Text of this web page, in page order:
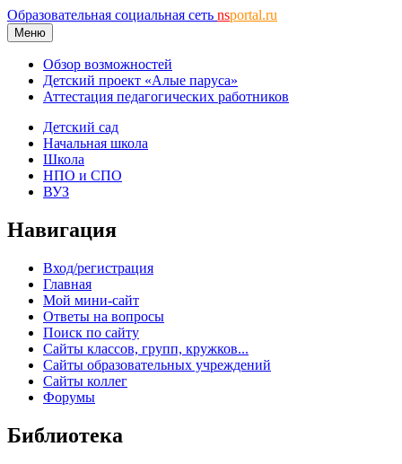
Образовательная социальная сеть nsportal.ru
Меню
Обзор возможностей
Детский проект «Алые паруса»
Аттестация педагогических работников
Детский сад
Начальная школа
Школа
НПО и СПО
ВУЗ
Навигация
Вход/регистрация
Главная
Мой мини-сайт
Ответы на вопросы
Поиск по сайту
Сайты классов, групп, кружков...
Сайты образовательных учреждений
Сайты коллег
Форумы
Библиотека